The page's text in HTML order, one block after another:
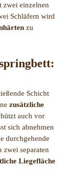
zwei einzelnen
Schläfern wird
zu
Schicht
zusätzliche
auch vor
sich abnehmen
durchgehende
zwei separaten
Liegefläche